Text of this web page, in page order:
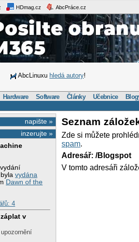
HDmag.cz AbcPráce.cz
AbcLinuxu hledá autory!
Hardware Software Články Učebnice
napište »
inzerujte »
bylavydána
Dawn of the
4
v
Seznam
Zde si můžete
spam.
Adresář: /Blogspot
V tomto adresáři